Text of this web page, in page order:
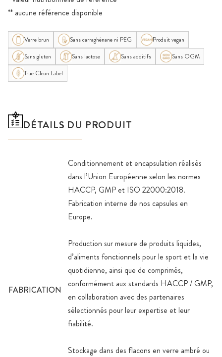
** aucune référence disponible
Verre brun Sans carraghénane ni PEG
Produit vegan
Sans gluten
Sans lactose Sans additifs
Sans OGM
True Clean Label
DÉTAILS DU PRODUIT
FABRICATION
Conditionnement et encapsulation réalisés
dans l’Union Européenne selon les normes
HACCP, GMP et ISO 22000:2018.
Fabrication interne de nos capsules en
Europe.
Production sur mesure de produits liquides,
d’aliments fonctionnels pour le sport et la vie
quotidienne, ainsi que de comprimés,
conformément aux standards HACCP / GMP,
en collaboration avec des partenaires
sélectionnés pour leur expertise et leur
fiabilité.
Stockage dans des flacons en verre ambré ou